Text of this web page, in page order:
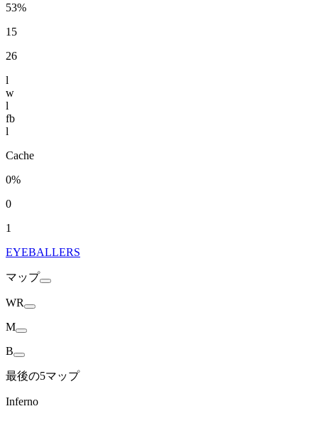
53%
15
26
l
w
l
fb
l
Cache
0%
0
1
EYEBALLERS
マップ
WR
M
B
最後の5マップ
Inferno